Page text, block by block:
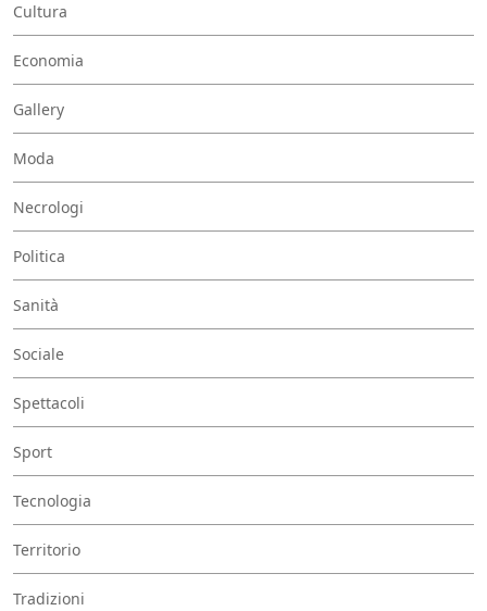
Cultura
Economia
Gallery
Moda
Necrologi
Politica
Sanità
Sociale
Spettacoli
Sport
Tecnologia
Territorio
Tradizioni